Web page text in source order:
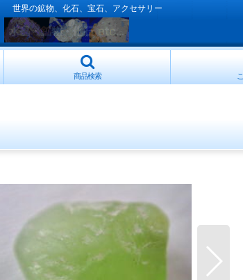
世界の鉱物、化石、宝石、アクセサリー
商品検索